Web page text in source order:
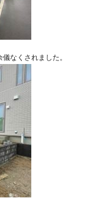
なくされました。